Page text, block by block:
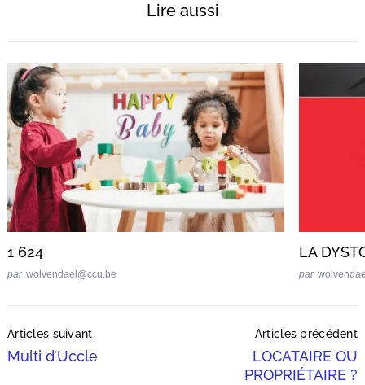
Lire aussi
1 624
par wolvendael@ccu.be
LA
par
Navigation
Articles suivant
Multi d’Uccle
Articles précédent
LOCATAIRE OU
PROPRIÉTAIRE ?
Recherche
pour
: